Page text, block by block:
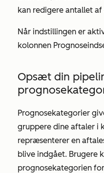
kan redigere antallet
Når indstillingen er
kolonnen
Opsæt din
Prognosekategorier
gruppere dine aftaler i
repræsenterer en
blive indgået. Brugere
prognosekategorien